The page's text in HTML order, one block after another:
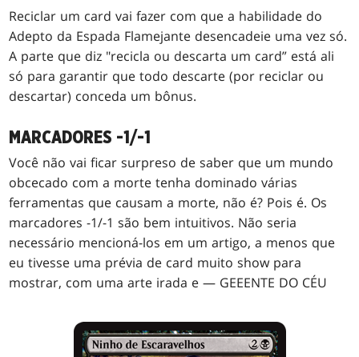
Reciclar um card vai fazer com que a habilidade do
Adepto da Espada Flamejante desencadeie uma vez só.
A parte que diz "recicla ou descarta um card” está ali
só para garantir que todo descarte (por reciclar ou
descartar) conceda um bônus.
MARCADORES -1/-1
Você não vai ficar surpreso de saber que um mundo
obcecado com a morte tenha dominado várias
ferramentas que causam a morte, não é? Pois é. Os
marcadores -1/-1 são bem intuitivos. Não seria
necessário mencioná-los em um artigo, a menos que
eu tivesse uma prévia de card muito show para
mostrar, com uma arte irada e — GEEENTE DO CÉU